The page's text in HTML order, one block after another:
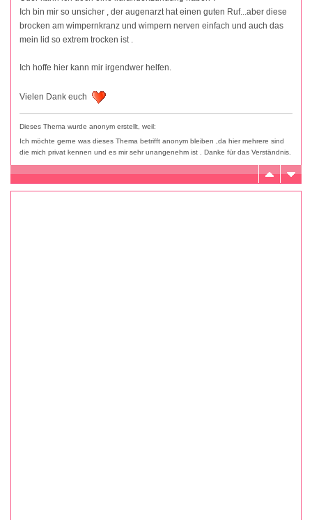
Ich bin mir so unsicher , der augenarzt hat einen guten Ruf...aber diese
brocken am wimpernkranz und wimpern nerven einfach und auch das
mein lid so extrem trocken ist .
Ich hoffe hier kann mir irgendwer helfen.
Vielen Dank euch
Dieses Thema wurde anonym erstellt, weil:
Ich möchte gerne was dieses Thema betrifft anonym bleiben ,da hier mehrere sind
die mich privat kennen und es mir sehr unangenehm ist . Danke für das Verständnis.